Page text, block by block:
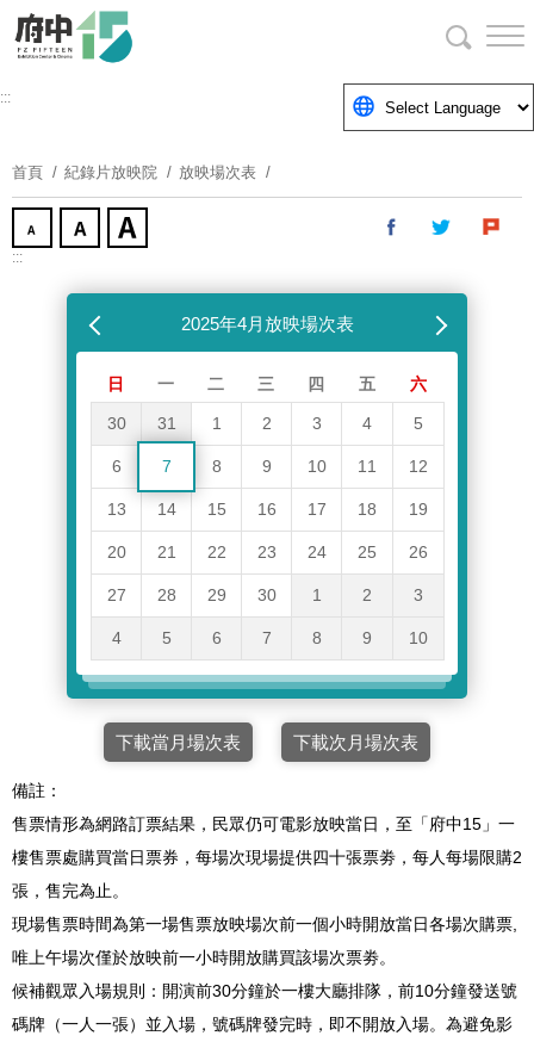
要
塊
:::
首頁 紀錄片放映院 放映場次表
:::
2025年4月放映場次表下個月
日 一 二 三 四 五 六
30 31 1 2 3 4 5
6 7 8 9 10 11 12
13 14 15 16 17 18 19
20 21 22 23 24 25 26
27 28 29 30 1 2 3
4 5 6 7 8 9 10
下載當月場次表 下載次月場次表
備註：
售票情形為網路訂票結果，民眾仍可電影放映當日，至「府中15」一
樓售票處購買當日票券，每場次現場提供四十張票劵，每人每場限購2
張，售完為止。
現場售票時間為第一場售票放映場次前一個小時開放當日各場次購票,
唯上午場次僅於放映前一小時開放購買該場次票劵。
候補觀眾入場規則：開演前30分鐘於一樓大廳排隊，前10分鐘發送號
碼牌（一人一張）並入場，號碼牌發完時，即不開放入場。為避免影